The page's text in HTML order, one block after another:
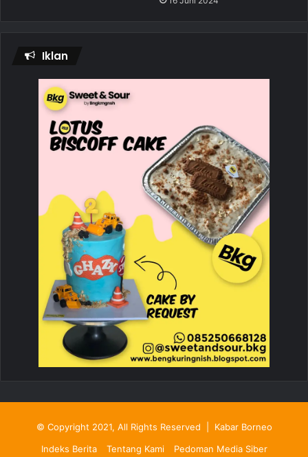
Iklan
© Copyright 2021, All Rights Reserved | Kabar Borneo
Indeks Berita
Tentang Kami Pedoman Media Siber